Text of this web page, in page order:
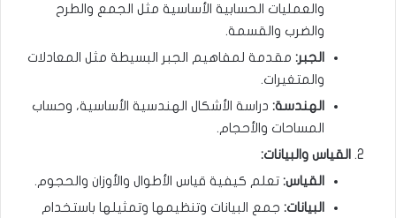
والعمليات الحسابية الأساسية مثل الجمع والطرح
والضرب والقسمة.
الجبر: مقدمة لمفاهيم الجبر البسيطة مثل المعادلات
والمتغيرات.
الهندسة: دراسة الأشكال الهندسية الأساسية، وحساب
المساحات والأحجام.
القياس والبيانات:
القياس: تعلم كيفية قياس الأطوال والأوزان والحجوم.
البيانات: جمع البيانات وتنظيمها وتمثيلها باستخدام